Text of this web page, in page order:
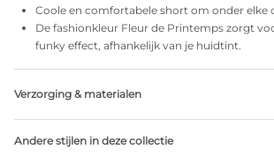
Coole en comfortabele short om onder elke
De fashionkleur Fleur de Printemps zorgt
funky effect, afhankelijk van je huidtint.
Verzorging & materialen
Geen professionele reiniging
Andere stijlen in deze collectie